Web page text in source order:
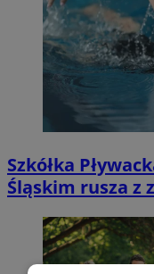
Szkółka
Śląskim rusza z